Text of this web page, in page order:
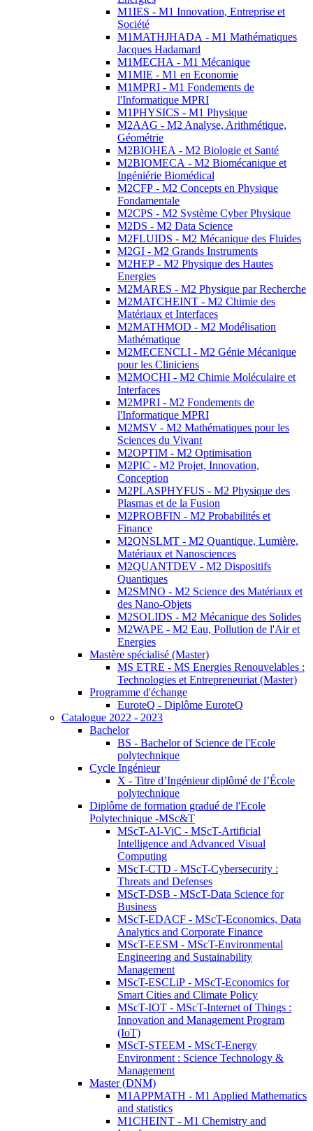
M1IES - M1 Innovation, Entreprise et
Société
M1MATHJHADA - M1 Mathématiques
Jacques Hadamard
M1MECHA - M1 Mécanique
M1MIE - M1 en Economie
M1MPRI - M1 Fondements de
l'Informatique MPRI
M1PHYSICS - M1 Physique
M2AAG - M2 Analyse, Arithmétique,
Géométrie
M2BIOHEA - M2 Biologie et Santé
M2BIOMECA - M2 Biomécanique et
Ingéniérie Biomédical
M2CFP - M2 Concepts en Physique
Fondamentale
M2CPS - M2 Système Cyber Physique
M2DS - M2 Data Science
M2FLUIDS - M2 Mécanique des Fluides
M2GI - M2 Grands Instruments
M2HEP - M2 Physique des Hautes
Energies
M2MARES - M2 Physique par Recherche
M2MATCHEINT - M2 Chimie des
Matériaux et Interfaces
M2MATHMOD - M2 Modélisation
Mathématique
M2MECENCLI - M2 Génie Mécanique
pour les Cliniciens
M2MOCHI - M2 Chimie Moléculaire et
Interfaces
M2MPRI - M2 Fondements de
l'Informatique MPRI
M2MSV - M2 Mathématiques pour les
Sciences du Vivant
M2OPTIM - M2 Optimisation
M2PIC - M2 Projet, Innovation,
Conception
M2PLASPHYFUS - M2 Physique des
Plasmas et de la Fusion
M2PROBFIN - M2 Probabilités et
Finance
M2QNSLMT - M2 Quantique, Lumière,
Matériaux et Nanosciences
M2QUANTDEV - M2 Dispositifs
Quantiques
M2SMNO - M2 Science des Matériaux et
des Nano-Objets
M2SOLIDS - M2 Mécanique des Solides
M2WAPE - M2 Eau, Pollution de l'Air et
Energies
Mastère spécialisé (Master)
MS ETRE - MS Energies Renouvelables :
Technologies et Entrepreneuriat (Master)
Programme d'échange
EuroteQ - Diplôme EuroteQ
Catalogue 2022 - 2023
Bachelor
BS - Bachelor of Science de l'Ecole
polytechnique
Cycle Ingénieur
X - Titre d’Ingénieur diplômé de l’École
polytechnique
Diplôme de formation gradué de l'Ecole
Polytechnique -MSc&T
MScT-AI-ViC - MScT-Artificial
Intelligence and Advanced Visual
Computing
MScT-CTD - MScT-Cybersecurity :
Threats and Defenses
MScT-DSB - MScT-Data Science for
Business
MScT-EDACF - MScT-Economics, Data
Analytics and Corporate Finance
MScT-EESM - MScT-Environmental
Engineering and Sustainability
Management
MScT-ESCLiP - MScT-Economics for
Smart Cities and Climate Policy
MScT-IOT - MScT-Internet of Things :
Innovation and Management Program
(IoT)
MScT-STEEM - MScT-Energy
Environment : Science Technology &
Management
Master (DNM)
M1APPMATH - M1 Applied Mathematics
and statistics
M1CHEINT - M1 Chemistry and